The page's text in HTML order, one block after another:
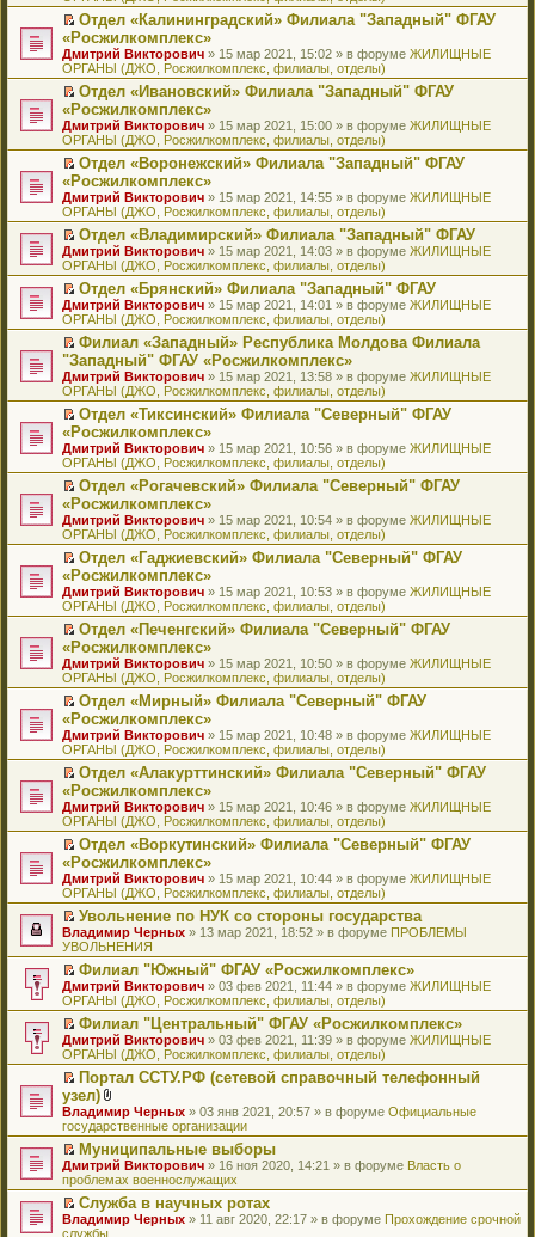
щ
е
н
ю
у
с
о
б
щ
е
н
ю
а
н
н
м
у
с
о
б
щ
е
н
ю
р
о
ч
т
а
н
н
м
у
с
о
б
щ
е
н
и
ю
м
у
н
п
р
о
ч
т
а
н
н
м
у
с
о
о
б
щ
е
н
и
ю
п
е
р
о
м
у
н
п
р
о
ч
т
а
н
н
о
м
у
с
о
о
б
щ
е
н
и
ю
е
й
т
к
п
е
р
о
м
у
н
п
р
о
ч
и
т
а
н
н
о
м
у
с
о
о
б
щ
е
н
и
ю
П
р
е
й
т
к
п
е
р
о
м
у
н
е
п
р
о
ч
и
т
а
н
н
о
м
у
с
о
о
б
щ
е
н
и
ю
Отдел «Калининградский» Филиала "Западный" ФГАУ
«Росжилкомплекс»
Дмитрий Викторович » 15 мар 2021, 15:02 » в форуме ЖИЛИЩНЫЕ
ОРГАНЫ (ДЖО, Росжилкомплекс, филиалы, отделы)
П
р
е
й
т
к
п
е
р
в
о
м
у
н
е
п
р
о
ч
и
т
а
н
н
о
м
у
с
о
о
б
щ
е
н
и
ю
Отдел «Ивановский» Филиала "Западный" ФГАУ
«Росжилкомплекс»
Дмитрий Викторович » 15 мар 2021, 15:00 » в форуме ЖИЛИЩНЫЕ
ОРГАНЫ (ДЖО, Росжилкомплекс, филиалы, отделы)
П
р
е
й
т
и
к
п
е
р
в
о
м
у
н
е
п
р
о
ч
и
т
а
н
н
о
м
у
с
о
о
б
щ
е
н
и
ю
Отдел «Воронежский» Филиала "Западный" ФГАУ
«Росжилкомплекс»
Дмитрий Викторович » 15 мар 2021, 14:55 » в форуме ЖИЛИЩНЫЕ
ОРГАНЫ (ДЖО, Росжилкомплекс, филиалы, отделы)
П
е
р
е
й
т
и
к
п
е
р
в
о
м
у
н
е
п
р
о
ч
и
т
а
н
н
о
м
у
с
о
о
б
щ
е
н
и
ю
Отдел «Владимирский» Филиала "Западный" ФГАУ
Дмитрий Викторович » 15 мар 2021, 14:03 » в форуме ЖИЛИЩНЫЕ
ОРГАНЫ (ДЖО, Росжилкомплекс, филиалы, отделы)
П
е
р
е
й
т
и
к
п
е
р
в
о
м
у
н
е
п
р
о
ч
и
т
а
н
н
о
м
у
с
о
о
б
щ
е
н
и
ю
Отдел «Брянский» Филиала "Западный" ФГАУ
Дмитрий Викторович » 15 мар 2021, 14:01 » в форуме ЖИЛИЩНЫЕ
ОРГАНЫ (ДЖО, Росжилкомплекс, филиалы, отделы)
П
е
р
е
й
т
к
п
е
р
о
м
у
н
п
р
о
ч
т
а
н
н
м
у
с
о
б
щ
е
н
ю
Филиал «Западный» Республика Молдова Филиала
"Западный" ФГАУ «Росжилкомплекс»
Дмитрий Викторович » 15 мар 2021, 13:58 » в форуме ЖИЛИЩНЫЕ
ОРГАНЫ (ДЖО, Росжилкомплекс, филиалы, отделы)
П
р
е
й
т
к
п
е
р
о
м
у
н
п
р
о
ч
т
а
н
н
м
у
с
о
б
щ
е
н
и
ю
Отдел «Тиксинский» Филиала "Северный" ФГАУ
«Росжилкомплекс»
Дмитрий Викторович » 15 мар 2021, 10:56 » в форуме ЖИЛИЩНЫЕ
ОРГАНЫ (ДЖО, Росжилкомплекс, филиалы, отделы)
П
р
е
й
т
к
п
е
р
о
м
у
н
п
р
о
ч
т
а
н
н
м
у
с
о
о
б
щ
е
н
и
ю
Отдел «Рогачевский» Филиала "Северный" ФГАУ
«Росжилкомплекс»
Дмитрий Викторович » 15 мар 2021, 10:54 » в форуме ЖИЛИЩНЫЕ
ОРГАНЫ (ДЖО, Росжилкомплекс, филиалы, отделы)
П
р
е
й
т
к
п
е
р
о
м
у
н
п
р
о
ч
т
а
н
н
о
м
у
с
о
о
б
щ
е
н
и
ю
Отдел «Гаджиевский» Филиала "Северный" ФГАУ
«Росжилкомплекс»
Дмитрий Викторович » 15 мар 2021, 10:53 » в форуме ЖИЛИЩНЫЕ
ОРГАНЫ (ДЖО, Росжилкомплекс, филиалы, отделы)
П
р
е
й
т
к
п
е
р
о
м
у
н
п
р
о
ч
и
т
а
н
н
о
м
у
с
о
о
б
щ
е
н
и
ю
Отдел «Печенгский» Филиала "Северный" ФГАУ
«Росжилкомплекс»
Дмитрий Викторович » 15 мар 2021, 10:50 » в форуме ЖИЛИЩНЫЕ
ОРГАНЫ (ДЖО, Росжилкомплекс, филиалы, отделы)
П
р
е
й
т
к
п
е
р
о
м
у
н
е
п
р
о
ч
и
т
а
н
н
о
м
у
с
о
о
б
щ
е
н
и
Отдел «Мирный» Филиала "Северный" ФГАУ
«Росжилкомплекс»
Дмитрий Викторович » 15 мар 2021, 10:48 » в форуме ЖИЛИЩНЫЕ
ОРГАНЫ (ДЖО, Росжилкомплекс, филиалы, отделы)
П
р
е
й
т
к
п
е
р
в
о
м
у
н
е
п
р
о
ч
и
т
а
н
н
о
м
у
с
о
о
Отдел «Алакурттинский» Филиала "Северный" ФГАУ
«Росжилкомплекс»
Дмитрий Викторович » 15 мар 2021, 10:46 » в форуме ЖИЛИЩНЫЕ
ОРГАНЫ (ДЖО, Росжилкомплекс, филиалы, отделы)
П
р
е
й
т
и
к
п
е
р
в
о
м
у
н
е
п
р
о
ч
и
т
а
н
н
о
Отдел «Воркутинский» Филиала "Северный" ФГАУ
«Росжилкомплекс»
Дмитрий Викторович » 15 мар 2021, 10:44 » в форуме ЖИЛИЩНЫЕ
ОРГАНЫ (ДЖО, Росжилкомплекс, филиалы, отделы)
П
е
р
е
й
т
и
к
п
е
р
в
о
м
у
н
е
п
р
о
ч
и
Увольнение по НУК со стороны государства
Владимир Черных » 13 мар 2021, 18:52 » в форуме ПРОБЛЕМЫ
УВОЛЬНЕНИЯ
П
е
р
е
й
т
и
к
п
е
р
в
о
м
у
н
е
п
Филиал "Южный" ФГАУ «Росжилкомплекс»
Дмитрий Викторович » 03 фев 2021, 11:44 » в форуме ЖИЛИЩНЫЕ
ОРГАНЫ (ДЖО, Росжилкомплекс, филиалы, отделы)
П
е
р
й
т
и
к
п
е
р
в
о
м
Филиал "Центральный" ФГАУ «Росжилкомплекс»
Дмитрий Викторович » 03 фев 2021, 11:39 » в форуме ЖИЛИЩНЫЕ
ОРГАНЫ (ДЖО, Росжилкомплекс, филиалы, отделы)
П
е
р
е
й
т
и
к
п
е
р
Портал ССТУ.РФ (сетевой справочный телефонный
узел)
В
л
о
ж
е
н
и
я
Владимир Черных » 03 янв 2021, 20:57 » в форуме Официальные
государственные организации
П
е
р
е
й
т
Муниципальные выборы
Дмитрий Викторович » 16 ноя 2020, 14:21 » в форуме Власть о
проблемах военнослужащих
П
е
Служба в научных ротах
Владимир Черных » 11 авг 2020, 22:17 » в форуме Прохождение срочной
службы